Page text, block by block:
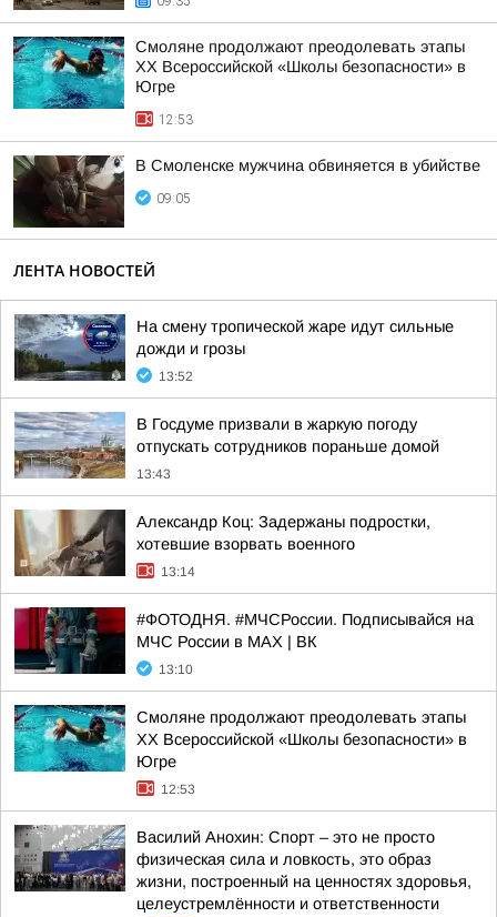
Смоляне продолжают преодолевать этапы
XX Всероссийской «Школы безопасности» в
Югре
12:53
В Смоленске мужчина обвиняется в убийстве
09:05
ЛЕНТА НОВОСТЕЙ
На смену тропической жаре идут сильные
дожди и грозы
13:52
В Госдуме призвали в жаркую погоду
отпускать сотрудников пораньше домой
13:43
Александр Коц: Задержаны подростки,
хотевшие взорвать военного
13:14
#ФОТОДНЯ. #МЧСРоссии. Подписывайся на
МЧС России в MAX | ВК
13:10
Смоляне продолжают преодолевать этапы
XX Всероссийской «Школы безопасности» в
Югре
12:53
Василий Анохин: Спорт – это не просто
физическая сила и ловкость, это образ
жизни, построенный на ценностях здоровья,
целеустремлённости и ответственности